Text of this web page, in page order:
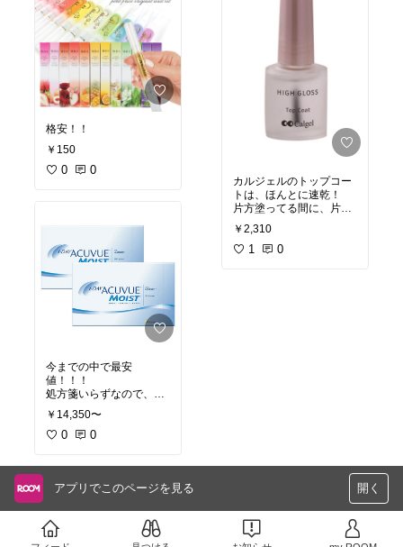
格安！！
￥150
0 0
今までの中で最安
値！！！
処方箋いらずなので、普
段使ってる方は気軽にし
かも安く購入できるから
オススメです！！
￥14,350〜
0 0
カルジェルのトップコー
トは、ほんとに速乾！
片方塗ってる間に、片方
がすでに乾いてるとい
う！！
しかも価格もありがた
￥2,310
1 0
アプリでこのページを見る 開く